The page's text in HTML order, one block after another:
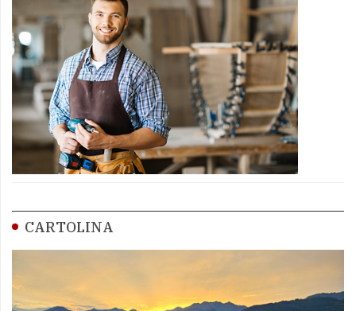
CARTOLINA